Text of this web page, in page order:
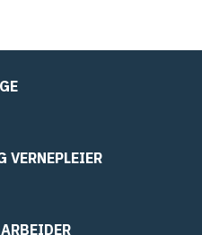
VERNEPLEIER